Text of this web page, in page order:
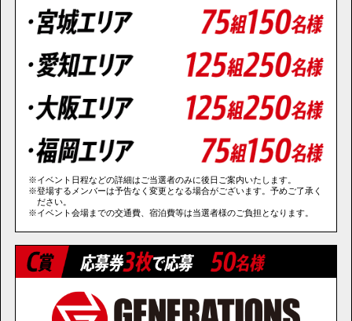
※イベント日程などの詳細はご当選者のみに後日ご案内いたします。
※登場するメンバーは予告なく変更となる場合がございます。予めご了承く
ださい。
※イベント会場までの交通費、宿泊費等は当選者様のご負担となります。